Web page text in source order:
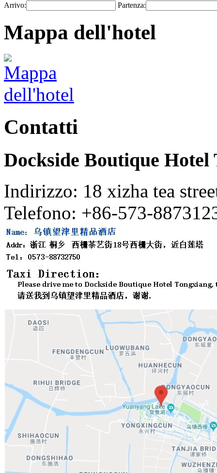
Arrivo: Partenza:
Mappa dell'hotel
Contatti
Dockside Boutique Hotel
Indirizzo: 18 xizha tea
Telefono: +86-573-